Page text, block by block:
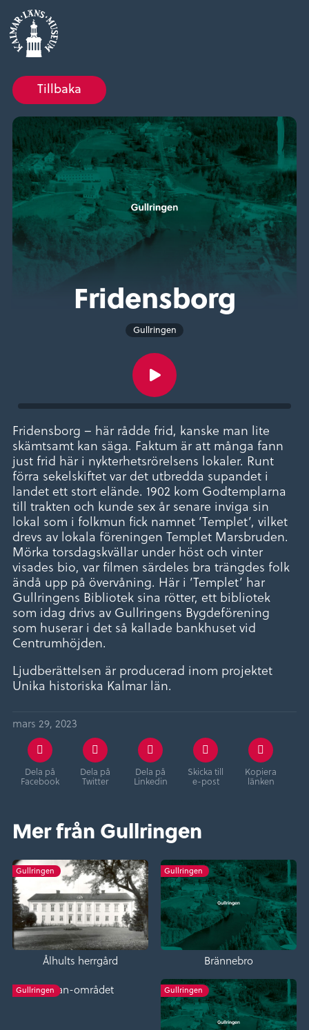
Tillbaka
Fridensborg
Gullringen
Fridensborg – här rådde frid, kanske man lite
skämtsamt kan säga. Faktum är att många fann
just frid här i nykterhetsrörelsens lokaler. Runt
förra sekelskiftet var det utbredda supandet i
landet ett stort elände. 1902 kom Godtemplarna
till trakten och kunde sex år senare inviga sin
lokal som i folkmun fick namnet ’Templet’, vilket
drevs av lokala föreningen Templet Marsbruden.
Mörka torsdagskvällar under höst och vinter
visades bio, var filmen särdeles bra trängdes folk
ändå upp på övervåning. Här i ’Templet’ har
Gullringens Bibliotek sina rötter, ett bibliotek
som idag drivs av Gullringens Bygdeförening
som huserar i det så kallade bankhuset vid
Centrumhöjden.
Ljudberättelsen är producerad inom projektet
Unika historiska Kalmar län.
mars 29, 2023
Dela på
Facebook
Dela på
Twitter
Dela på
Linkedin
Skicka till
e-post
Kopiera
länken
Mer från Gullringen
Gullringen
Ålhults herrgård
Gullringen
Brännebro
GullringenLyan-området Gullringen